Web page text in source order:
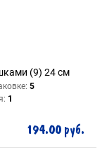
(9) 24 см
5
1
194.00 руб.